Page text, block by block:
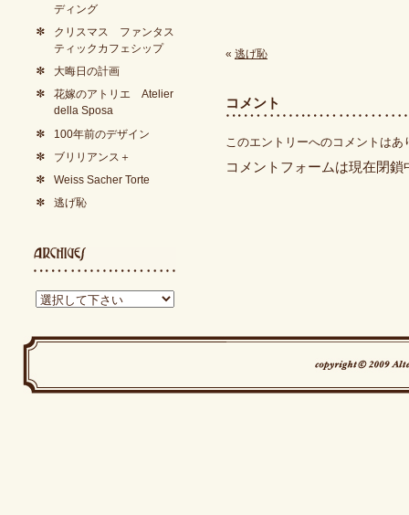
« 逃げ恥
コメント
このエントリーへのコメントはあ
コメントフォームは現在閉鎖
ディング
クリスマス ファンタス
ティックカフェシップ
大晦日の計画
花嫁のアトリエ Atelier
della Sposa
100年前のデザイン
ブリリアンス＋
Weiss Sacher Torte
逃げ恥